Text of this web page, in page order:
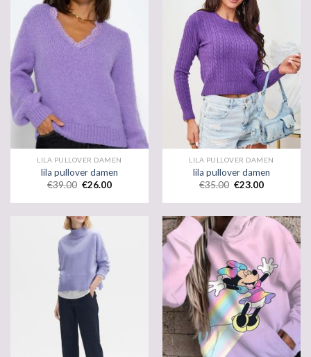
LILA PULLOVER DAMEN
lila pullover damen
€39.00 €26.00
LILA PULLOVER DAMEN
lila pullover damen
€35.00 €23.00